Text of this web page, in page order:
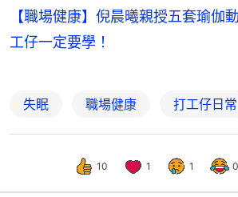
【職場健康】倪晨曦親授五套瑜
工仔一定要學！
失眠 職場健康 打工仔日常
10 1 1 0